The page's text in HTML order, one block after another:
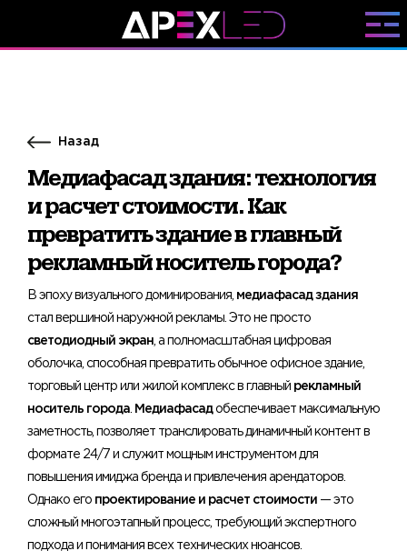
Назад
Медиафасад здания: технология
и расчет стоимости. Как
превратить здание в главный
рекламный носитель города?
В эпоху визуального доминирования, медиафасад здания
стал вершиной наружной рекламы. Это не просто
светодиодный экран , а полномасштабная цифровая
оболочка, способная превратить обычное офисное здание,
торговый центр или жилой комплекс в главный рекламный
носитель города Медиафасадобеспечивает максимальную
заметность, позволяет транслировать динамичный контент в
формате 24/7 и служит мощным инструментом для
повышения имиджа бренда и привлечения арендаторов.
Однако его проектирование и расчет стоимости — это
сложный многоэтапный процесс, требующий экспертного
подхода и понимания всех технических нюансов.